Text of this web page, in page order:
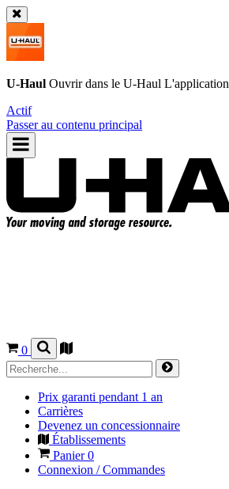
U-Haul Ouvrir dans le U-Haul L'application
Actif
Passer au contenu principal
0
Prix garanti pendant 1 an
Carrières
Devenez un concessionnaire
Établissements
Panier0
Connexion / Commandes